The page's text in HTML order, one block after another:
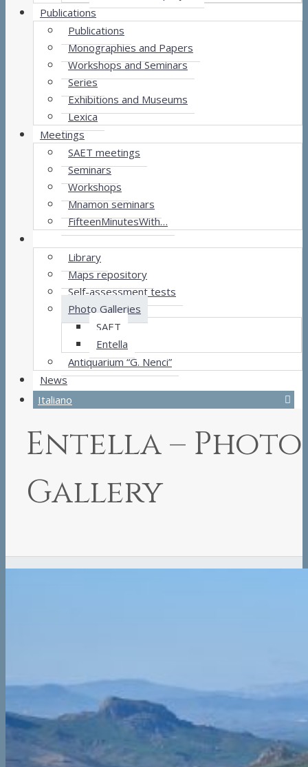
Publications
Publications
Monographies and Papers
Workshops and Seminars
Series
Exhibitions and Museums
Lexica
Meetings
SAET meetings
Seminars
Workshops
Mnamon seminars
FifteenMinutesWith…
Resources
Library
Maps repository
Self-assessment tests
Photo Galleries
SAET
Entella
Antiquarium “G. Nenci”
News
Italiano
Entella – Photo
Gallery